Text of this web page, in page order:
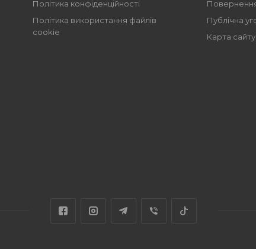
Політика конфіденційності
Політика використання файлів
cookie
Публічна
Карта сайту